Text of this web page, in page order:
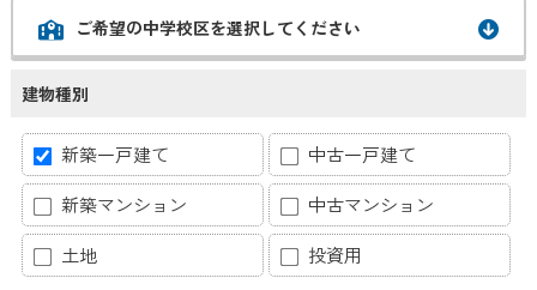
ご希望の中学校区を選択してください
建物種別
新築一戸建て
中古一戸建て
新築マンション
中古マンション
土地
投資用